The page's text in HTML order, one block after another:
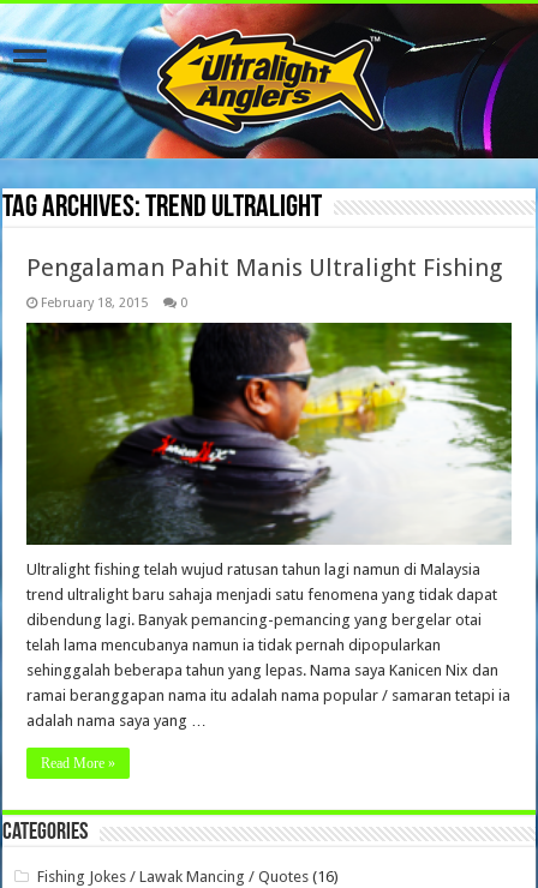
Tag Archives:trend ultralight
Pengalaman Pahit Manis Ultralight Fishing
February 18, 2015 0
Ultralight fishing telah wujud ratusan tahun lagi namun di Malaysia
trend ultralight baru sahaja menjadi satu fenomena yang tidak dapat
dibendung lagi. Banyak pemancing-pemancing yang bergelar otai
telah lama mencubanya namun ia tidak pernah dipopularkan
sehinggalah beberapa tahun yang lepas. Nama saya Kanicen Nix dan
ramai beranggapan nama itu adalah nama popular / samaran tetapi ia
adalah nama saya yang …
Read More »
Categories
Fishing Jokes / Lawak Mancing / Quotes (16)